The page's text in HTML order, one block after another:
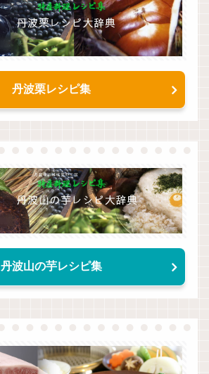
丹波栗レシピ集
丹波山の芋レシピ集